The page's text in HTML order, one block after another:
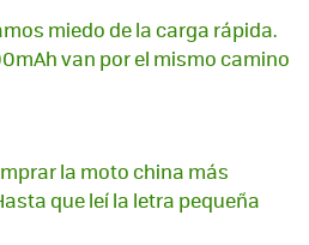
miedo de la carga rápida.
van por el mismo camino
la moto china más
que leí la letra pequeña